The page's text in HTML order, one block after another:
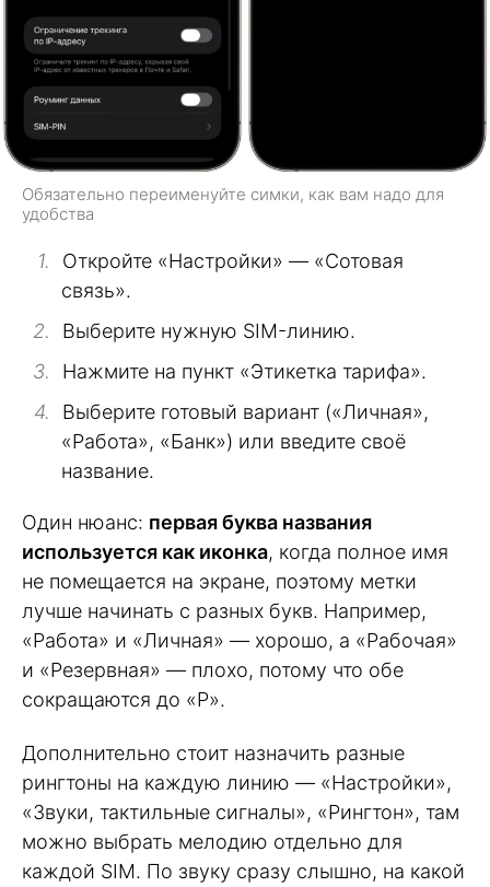
Обязательно переименуйте симки, как вам надо для
удобства
Откройте «Настройки» — «Сотовая
связь».
Выберите нужную SIM-линию.
Нажмите на пункт «Этикетка тарифа».
Выберите готовый вариант («Личная»,
«Работа», «Банк») или введите своё
название.
Один нюанс: первая буква названия
используется как иконка, когда полное имя
не помещается на экране, поэтому метки
лучше начинать с разных букв. Например,
«Работа» и «Личная» — хорошо, а «Рабочая»
и «Резервная» — плохо, потому что обе
сокращаются до «Р».
Дополнительно стоит назначить разные
рингтоны на каждую линию — «Настройки»,
«Звуки, тактильные сигналы», «Рингтон», там
можно выбрать мелодию отдельно для
каждой SIM. По звуку сразу слышно, на какой